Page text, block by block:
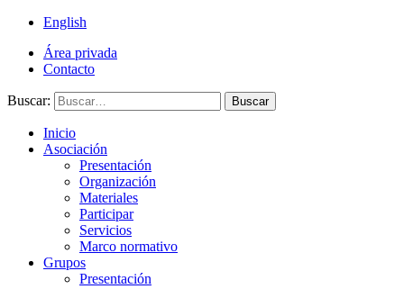
English
Área privada
Contacto
Buscar: Buscar
Inicio
Asociación
Presentación
Organización
Materiales
Participar
Servicios
Marco normativo
Grupos
Presentación